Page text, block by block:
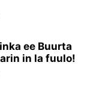
ee Buurta
in la fuulo!